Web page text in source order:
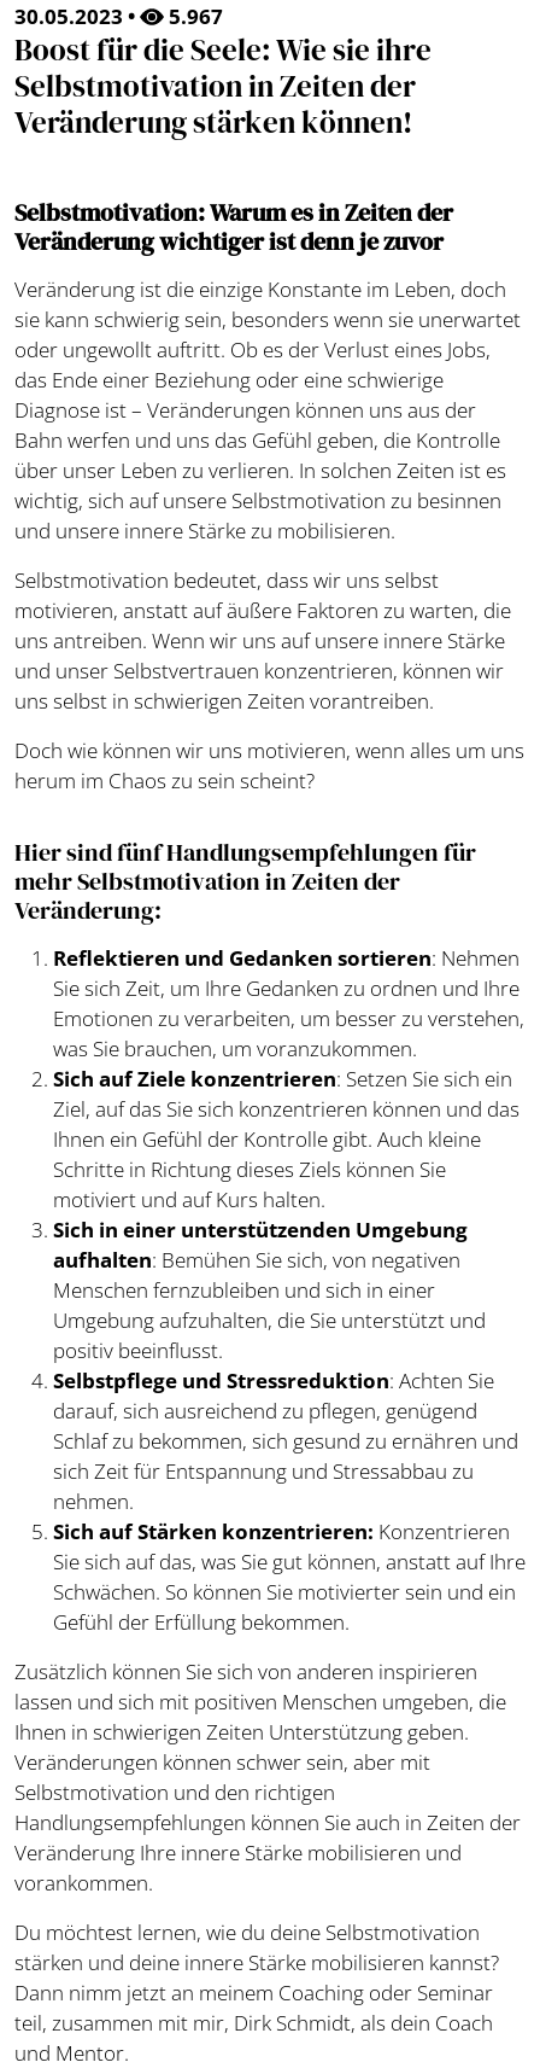
30.05.2023 • 5.967
Boost für die Seele: Wie sie ihre
Selbstmotivation in Zeiten der
Veränderung stärken können!
Selbstmotivation: Warum es in Zeiten der
Veränderung wichtiger ist denn je zuvor
Veränderung ist die einzige Konstante im Leben, doch
sie kann schwierig sein, besonders wenn sie unerwartet
oder ungewollt auftritt. Ob es der Verlust eines Jobs,
das Ende einer Beziehung oder eine schwierige
Diagnose ist – Veränderungen können uns aus der
Bahn werfen und uns das Gefühl geben, die Kontrolle
über unser Leben zu verlieren. In solchen Zeiten ist es
wichtig, sich auf unsere Selbstmotivation zu besinnen
und unsere innere Stärke zu mobilisieren.
Selbstmotivation bedeutet, dass wir uns selbst
motivieren, anstatt auf äußere Faktoren zu warten, die
uns antreiben. Wenn wir uns auf unsere innere Stärke
und unser Selbstvertrauen konzentrieren, können wir
uns selbst in schwierigen Zeiten vorantreiben.
Doch wie können wir uns motivieren, wenn alles um uns
herum im Chaos zu sein scheint?
Hier sind fünf Handlungsempfehlungen für
mehr Selbstmotivation in Zeiten der
Veränderung:
Reflektieren und Gedanken sortieren: Nehmen
Sie sich Zeit, um Ihre Gedanken zu ordnen und Ihre
Emotionen zu verarbeiten, um besser zu verstehen,
was Sie brauchen, um voranzukommen.
Sich auf Ziele konzentrieren: Setzen Sie sich ein
Ziel, auf das Sie sich konzentrieren können und das
Ihnen ein Gefühl der Kontrolle gibt. Auch kleine
Schritte in Richtung dieses Ziels können Sie
motiviert und auf Kurs halten.
Sich in einer unterstützenden Umgebung
aufhalten: Bemühen Sie sich, von negativen
Menschen fernzubleiben und sich in einer
Umgebung aufzuhalten, die Sie unterstützt und
positiv beeinflusst.
Selbstpflege und Stressreduktion: Achten Sie
darauf, sich ausreichend zu pflegen, genügend
Schlaf zu bekommen, sich gesund zu ernähren und
sich Zeit für Entspannung und Stressabbau zu
nehmen.
Sich auf Stärken konzentrieren: Konzentrieren
Sie sich auf das, was Sie gut können, anstatt auf Ihre
Schwächen. So können Sie motivierter sein und ein
Gefühl der Erfüllung bekommen.
Zusätzlich können Sie sich von anderen inspirieren
lassen und sich mit positiven Menschen umgeben, die
Ihnen in schwierigen Zeiten Unterstützung geben.
Veränderungen können schwer sein, aber mit
Selbstmotivation und den richtigen
Handlungsempfehlungen können Sie auch in Zeiten der
Veränderung Ihre innere Stärke mobilisieren und
vorankommen.
Du möchtest lernen, wie du deine Selbstmotivation
stärken und deine innere Stärke mobilisieren kannst?
Dann nimm jetzt an meinem Coaching oder Seminar
teil, zusammen mit mir, Dirk Schmidt, als dein Coach
und Mentor.